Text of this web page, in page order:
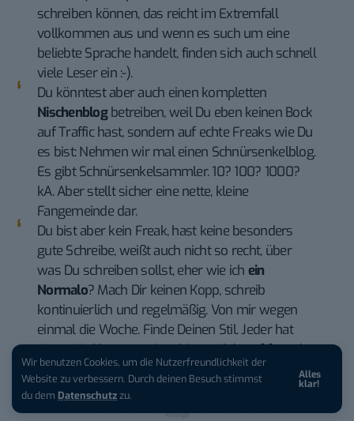
Wir benutzen Cookies, um die Nutzerfreundlichkeit der
Website zu verbessern. Durch deinen Besuch stimmst
du dem Datenschutzzu.
Alles
klar!
schreiben können, das reicht im Extremfall
vollkommen aus und wenn es such um eine
beliebte Sprache handelt, finden sich auch schnell
viele Leser ein :-).
Du könntest aber auch einen kompletten
Nischenblogbetreiben, weil Du eben keinen Bock
auf Traffic hast, sondern auf echte Freaks wie Du
es bist: Nehmen wir mal einen Schnürsenkelblog.
Es gibt Schnürsenkelsammler. 10? 100? 1000?
kA. Aber stellt sicher eine nette, kleine
Fangemeinde dar.
Du bist aber kein Freak, hast keine besonders
gute Schreibe, weißt auch nicht so recht, über
was Du schreiben sollst, eher wie ich ein
Normalo? Mach Dir keinen Kopp, schreib
kontinuierlich und regelmäßig. Von mir wegen
einmal die Woche. Finde Deinen Stil. Jeder hat
einen. Und kommentiere hier und da auf fremden
Blogs bei Themen mit, die Dich interessieren. So
langsam aber sicher wird Dein Blog peu á peu
seine Leser bekommen. Keine Millionen und
iPhone 17 Pro sichern:Für 1 € +
200 € Hardware-Bonus!
Anzeige